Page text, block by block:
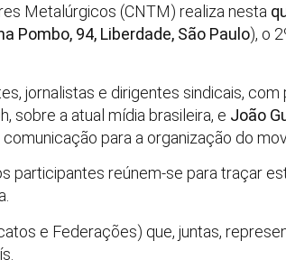
Metalúrgicos (CNTM) realiza nesta
Pombo, 94, Liberdade, São Paulo), o
jornalistas e dirigentes sindicais, com
sobre a atual mídia brasileira, e João
para a organização do
participantes reúnem-se para traçar
e Federações) que, juntas,